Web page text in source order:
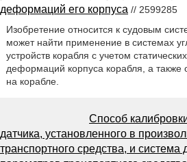
деформаций его корпуса // 2599285
Изобретение относится к судовым
может найти применение в системах
устройств корабля с учетом
деформаций корпуса корабля, а также
на корабле.
Способ
датчика, установленного в
транспортного средства, и система